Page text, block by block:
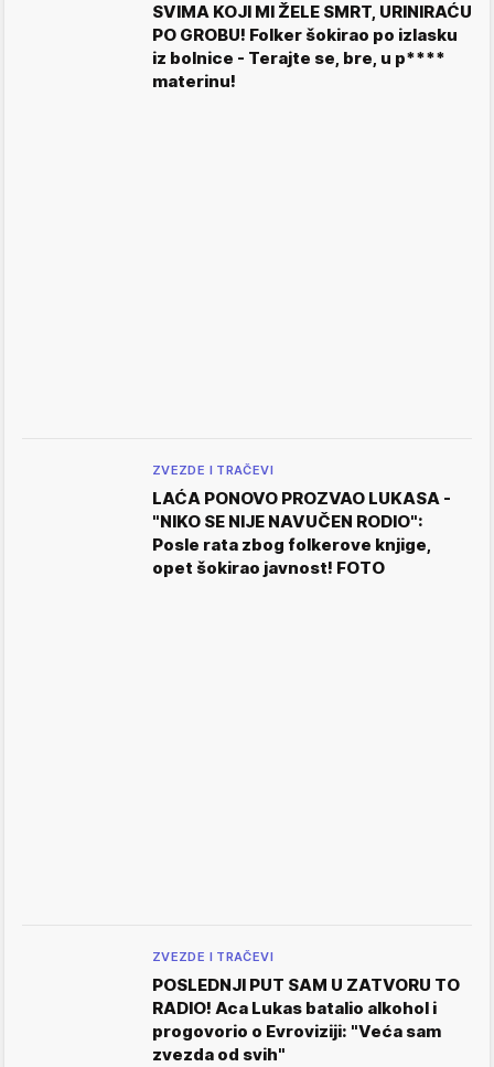
SVIMA KOJI MI ŽELE SMRT, URINIRAĆU
PO GROBU! Folker šokirao po izlasku
iz bolnice - Terajte se, bre, u p****
materinu!
ZVEZDE I TRAČEVI
LAĆA PONOVO PROZVAO LUKASA -
"NIKO SE NIJE NAVUČEN RODIO":
Posle rata zbog folkerove knjige,
opet šokirao javnost! FOTO
ZVEZDE I TRAČEVI
POSLEDNJI PUT SAM U ZATVORU TO
RADIO! Aca Lukas batalio alkohol i
progovorio o Evroviziji: "Veća sam
zvezda od svih"